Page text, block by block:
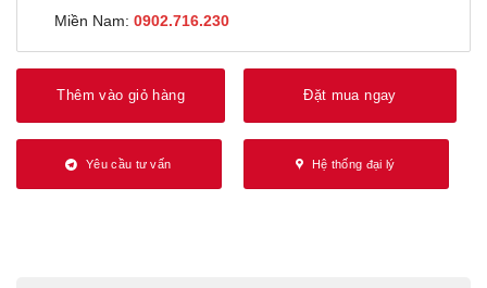
Miền Nam: 0902.716.230
Thêm vào giỏ hàng Đặt mua ngay
Yêu cầu tư vấn Hệ thống đại lý